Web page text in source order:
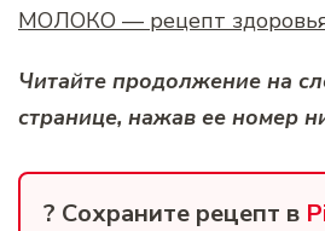
МОЛОКО — рецепт
Читайте продолжение на
странице, нажав ее номер
? Сохраните рецепт в